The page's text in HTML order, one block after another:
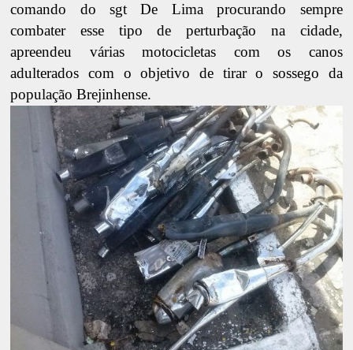
comando do sgt De Lima procurando sempre
combater esse tipo de perturbação na cidade,
apreendeu várias motocicletas com os canos
adulterados com o objetivo de tirar o sossego da
população Brejinhense.